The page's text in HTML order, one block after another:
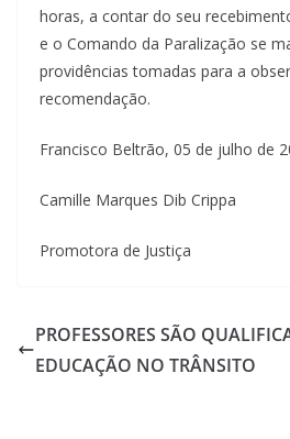
horas, a contar do seu
e o Comando da Paralização se
providências tomadas para a
recomendação.
Francisco Beltrão, 05 de julho de
Camille Marques Dib Crippa
Promotora de Justiça
PROFESSORES SÃO
EDUCAÇÃO NO TRÂNSITO